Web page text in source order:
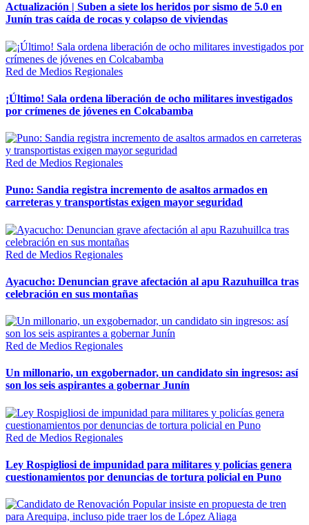
Actualización | Suben a siete los heridos por sismo de 5.0 en
Junín tras caída de rocas y colapso de viviendas
Red de Medios Regionales
¡Último! Sala ordena liberación de ocho militares investigados
por crímenes de jóvenes en Colcabamba
Red de Medios Regionales
Puno: Sandia registra incremento de asaltos armados en
carreteras y transportistas exigen mayor seguridad
Red de Medios Regionales
Ayacucho: Denuncian grave afectación al apu Razuhuillca tras
celebración en sus montañas
Red de Medios Regionales
Un millonario, un exgobernador, un candidato sin ingresos: así
son los seis aspirantes a gobernar Junín
Red de Medios Regionales
Ley Rospigliosi de impunidad para militares y policías genera
cuestionamientos por denuncias de tortura policial en Puno